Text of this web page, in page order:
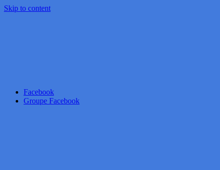
Skip to content
Facebook
Groupe Facebook